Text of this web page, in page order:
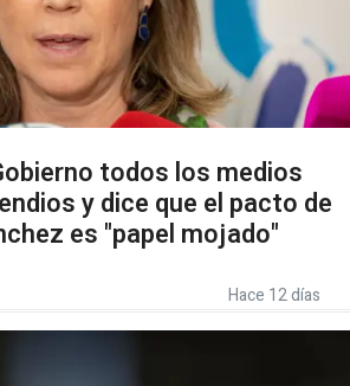
todos los medios
y dice que el pacto de
es "papel mojado"
Hace 12 días